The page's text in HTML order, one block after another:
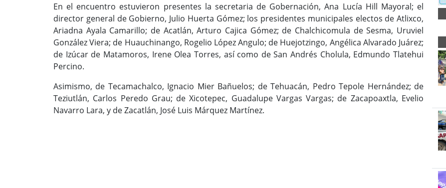
En el encuentro estuvieron presentes la secretaria de Gobernación, Ana Lucía Hill Mayoral; el
director general de Gobierno, Julio Huerta Gómez; los presidentes municipales electos de Atlixco,
Ariadna Ayala Camarillo; de Acatlán, Arturo Cajica Gómez; de Chalchicomula de Sesma, Uruviel
González Viera; de Huauchinango, Rogelio López Angulo; de Huejotzingo, Angélica Alvarado Juárez;
de Izúcar de Matamoros, Irene Olea Torres, así como de San Andrés Cholula, Edmundo Tlatehui
Percino.
Asimismo, de Tecamachalco, Ignacio Mier Bañuelos; de Tehuacán, Pedro Tepole Hernández; de
Teziutlán, Carlos Peredo Grau; de Xicotepec, Guadalupe Vargas Vargas; de Zacapoaxtla, Evelio
Navarro Lara, y de Zacatlán, José Luis Márquez Martínez.